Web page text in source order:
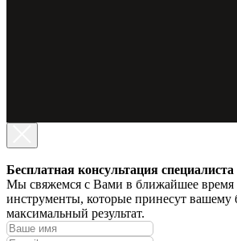
Бесплатная консультация специалиста
Мы свяжемся с Вами в ближайшее время
инструменты, которые принесут вашему
максимальный результат.